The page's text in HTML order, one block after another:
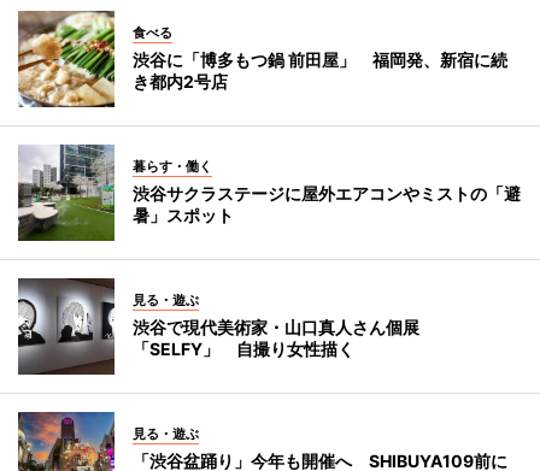
食べる
渋谷に「博多もつ鍋 前田屋」 福岡発、新宿に続
き都内2号店
暮らす・働く
渋谷サクラステージに屋外エアコンやミストの「避
暑」スポット
見る・遊ぶ
渋谷で現代美術家・山口真人さん個展
「SELFY」 自撮り女性描く
見る・遊ぶ
「渋谷盆踊り」今年も開催へ SHIBUYA109前に